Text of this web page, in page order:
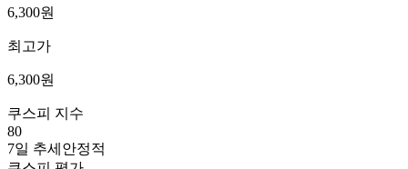
6,300원
최고가
6,300원
쿠스피 지수
80
7일 추세 안정적